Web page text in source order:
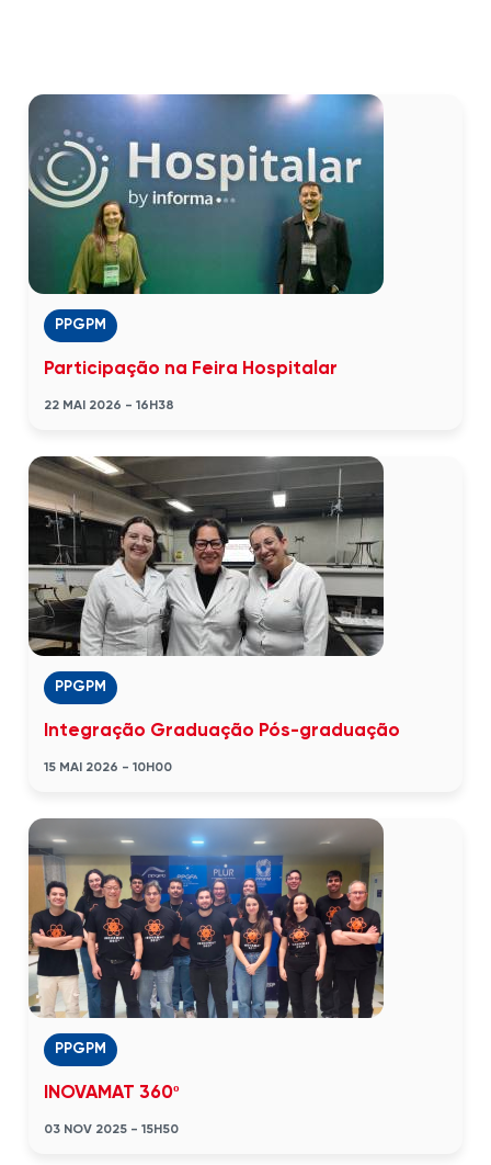
PPGPM
Participação na Feira Hospitalar
22 MAI 2026 - 16H38
PPGPM
Integração Graduação Pós-graduação
15 MAI 2026 - 10H00
PPGPM
INOVAMAT 360º
03 NOV 2025 - 15H50